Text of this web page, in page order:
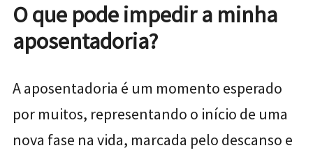
O que pode impedir a minha
aposentadoria?
A aposentadoria é um momento esperado
por muitos, representando o início de uma
nova fase na vida, marcada pelo descanso e